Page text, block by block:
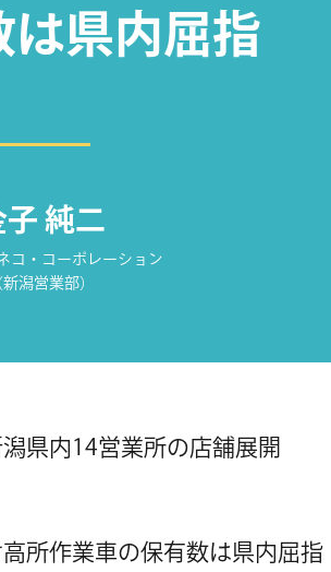
は県内屈指
子 純二
コ・コーポレーション
新潟営業部）
県内14営業所の店舗展開
所作業車の保有数は県内屈指